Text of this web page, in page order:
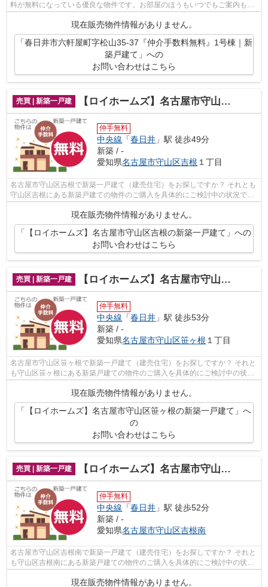
料が無料になっている優良な物件です。お部屋のほうもいつでもご案内もさ
現在販売物件情報がありません。
「春日井市六軒屋町字松山35-37『仲介手数料無料』1号棟｜新
築戸建て」への
お問い合わせはこちら
売買 | 新築一戸建 【ロイホームズ】名古屋市守山区吉根の新築一戸建て
仲手無料
中央線 「春日井 」駅 徒歩49分
新築 / -
愛知県名古屋市守山区吉根 １丁目
名古屋市守山区吉根で新築一戸建て（建売住宅）をお探しですか？ それとも
守山区吉根にある新築戸建ての物件のご購入を具体的にご検討中の状況でし
現在販売物件情報がありません。
「【ロイホームズ】名古屋市守山区吉根の新築一戸建て」への
お問い合わせはこちら
売買 | 新築一戸建 【ロイホームズ】名古屋市守山区笹ヶ根の新築一戸建て
仲手無料
中央線 「春日井 」駅 徒歩53分
新築 / -
愛知県名古屋市守山区笹ヶ根 １丁目
名古屋市守山区笹ヶ根で新築一戸建て（建売住宅）をお探しですか？ それと
も守山区笹ヶ根にある新築戸建ての物件のご購入を具体的にご検討中の状況
でしたでしょうか？（その物件、仲介...
現在販売物件情報がありません。
「【ロイホームズ】名古屋市守山区笹ヶ根の新築一戸建て」へ
の
お問い合わせはこちら
売買 | 新築一戸建 【ロイホームズ】名古屋市守山区吉根南の新築一戸建て
仲手無料
中央線 「春日井 」駅 徒歩52分
新築 / -
愛知県名古屋市守山区吉根南
名古屋市守山区吉根南で新築一戸建て（建売住宅）をお探しですか？ それと
も守山区吉根南にある新築戸建ての物件のご購入を具体的にご検討中の状況
現在販売物件情報がありません。